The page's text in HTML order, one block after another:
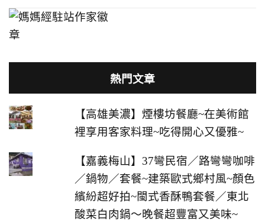
熱門文章
【高雄美濃】煙樓坊餐廳~在美術館
裡享用客家料理~吃得開心又優雅~
【嘉義梅山】37彎民宿／路彎彎咖啡
／鍋物／套餐~建築歐式鄉村風~顏色
繽紛超好拍~閩式香酥鴨套餐／東北
酸菜白肉鍋～晚餐超豐富又美味~